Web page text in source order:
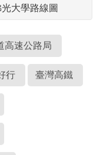
大學路線圖
高速公路局
行 臺灣高鐵